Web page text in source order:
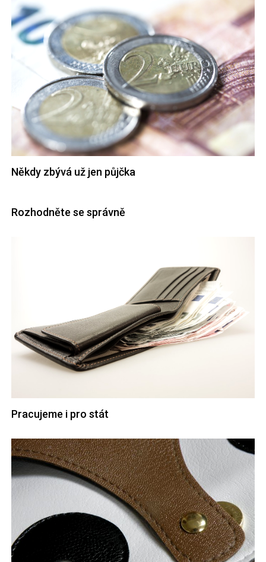
Někdy zbývá už jen půjčka
Rozhodněte se správně
Pracujeme i pro stát